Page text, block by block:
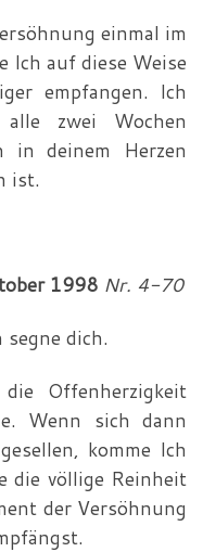
einmal im
Ich auf diese Weise
empfangen. Ich
zwei Wochen
in deinem Herzen
ist.
1998 Nr. 4-70
dich.
Offenherzigkeit
Wenn sich dann
komme Ich
die völ­lige Reinheit
der Versöh­nung